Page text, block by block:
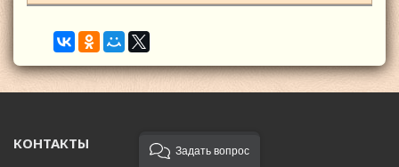
КОНТАКТЫ Задать вопрос